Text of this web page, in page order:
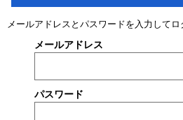
メールアドレスとパスワードを入力してロ
メールアドレス
パスワード